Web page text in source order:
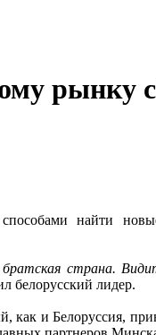
рынку
найти
страна.
белорусский лидер.
как и Белоруссия,